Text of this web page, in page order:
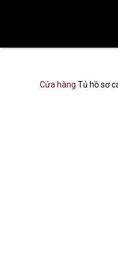
Cửa hàng Tủ hồ sơ